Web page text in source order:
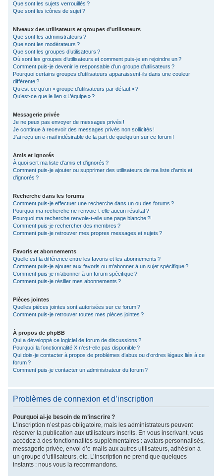
Que sont les sujets verrouillés ?
Que sont les icônes de sujet ?
Niveaux des utilisateurs et groupes d’utilisateurs
Que sont les administrateurs ?
Que sont les modérateurs ?
Que sont les groupes d’utilisateurs ?
Où sont les groupes d’utilisateurs et comment puis-je en rejoindre un ?
Comment puis-je devenir le responsable d’un groupe d’utilisateurs ?
Pourquoi certains groupes d’utilisateurs apparaissent-ils dans une couleur
différente ?
Qu’est-ce qu’un « groupe d’utilisateurs par défaut » ?
Qu’est-ce que le lien « L’équipe » ?
Messagerie privée
Je ne peux pas envoyer de messages privés !
Je continue à recevoir des messages privés non sollicités !
J’ai reçu un e-mail indésirable de la part de quelqu’un sur ce forum !
Amis et ignorés
À quoi sert ma liste d’amis et d’ignorés ?
Comment puis-je ajouter ou supprimer des utilisateurs de ma liste d’amis et
d’ignorés ?
Recherche dans les forums
Comment puis-je effectuer une recherche dans un ou des forums ?
Pourquoi ma recherche ne renvoie-t-elle aucun résultat ?
Pourquoi ma recherche renvoie-t-elle une page blanche ?!
Comment puis-je rechercher des membres ?
Comment puis-je retrouver mes propres messages et sujets ?
Favoris et abonnements
Quelle est la différence entre les favoris et les abonnements ?
Comment puis-je ajouter aux favoris ou m’abonner à un sujet spécifique ?
Comment puis-je m’abonner à un forum spécifique ?
Comment puis-je résilier mes abonnements ?
Pièces jointes
Quelles pièces jointes sont autorisées sur ce forum ?
Comment puis-je retrouver toutes mes pièces jointes ?
À propos de phpBB
Qui a développé ce logiciel de forum de discussions ?
Pourquoi la fonctionnalité X n’est-elle pas disponible ?
Qui dois-je contacter à propos de problèmes d’abus ou d’ordres légaux liés à ce
forum ?
Comment puis-je contacter un administrateur du forum ?
Problèmes de connexion et d’inscription
Pourquoi ai-je besoin de m’inscrire ?
L’inscription n’est pas obligatoire, mais les administrateurs peuvent
réserver la publication aux utilisateurs inscrits. En vous inscrivant, vous
accédez à des fonctionnalités supplémentaires : avatars personnalisés,
messagerie privée, envoi d’e-mails aux autres utilisateurs, adhésion à
un groupe d’utilisateurs, etc. L’inscription ne prend que quelques
instants : nous vous la recommandons.